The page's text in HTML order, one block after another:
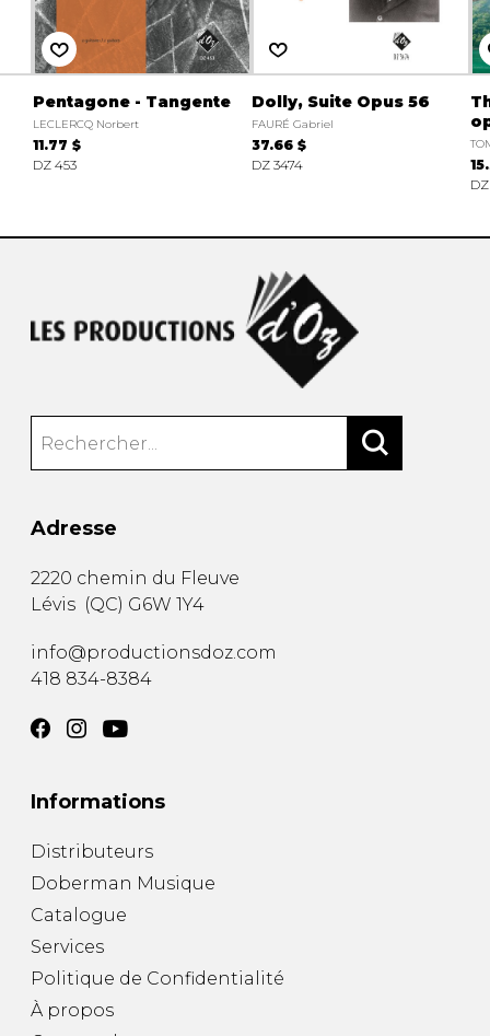
Pentagone - Tangente
LECLERCQ Norbert
11.77 $
DZ 453
Dolly, Suite Opus 56
FAURÉ Gabriel
37.66 $
DZ 3474
Adresse
2220 chemin du Fleuve
Lévis (QC) G6W 1Y4
info@productionsdoz.com
418 834-8384
Informations
Distributeurs
Doberman Musique
Catalogue
Services
Politique de Confidentialité
À propos